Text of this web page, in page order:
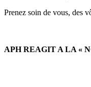
Prenez soin de vous, des
APH REAGIT A LA «